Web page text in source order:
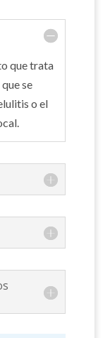
que trata
se
o el